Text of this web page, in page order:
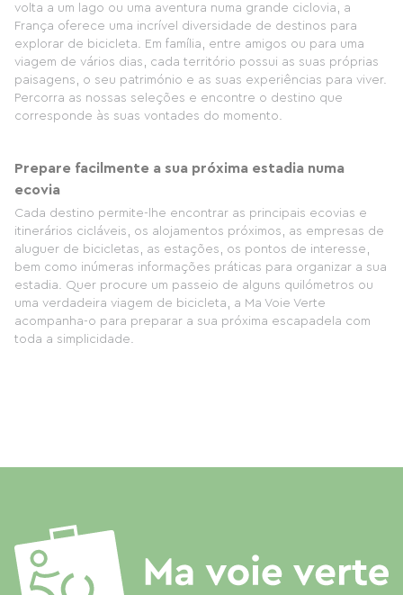
volta a um lago ou uma aventura numa grande ciclovia, a
França oferece uma incrível diversidade de destinos para
explorar de bicicleta. Em família, entre amigos ou para uma
viagem de vários dias, cada território possui as suas próprias
paisagens, o seu património e as suas experiências para viver.
Percorra as nossas seleções e encontre o destino que
corresponde às suas vontades do momento.
Prepare facilmente a sua próxima estadia numa
ecovia
Cada destino permite-lhe encontrar as principais ecovias e
itinerários cicláveis, os alojamentos próximos, as empresas de
aluguer de bicicletas, as estações, os pontos de interesse,
bem como inúmeras informações práticas para organizar a sua
estadia. Quer procure um passeio de alguns quilómetros ou
uma verdadeira viagem de bicicleta, a Ma Voie Verte
acompanha-o para preparar a sua próxima escapadela com
toda a simplicidade.